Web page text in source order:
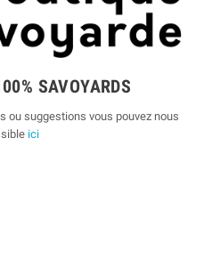
SAVOYARDS
ou suggestions vous pouvez nous
ici